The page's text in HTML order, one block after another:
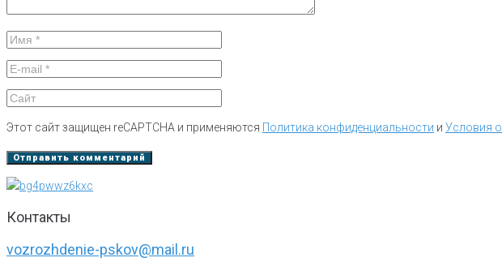
Этот сайт защищен reCAPTCHA и применяются Политика конфиденциальности и Условия
Контакты
vozrozhdenie-pskov@mail.ru